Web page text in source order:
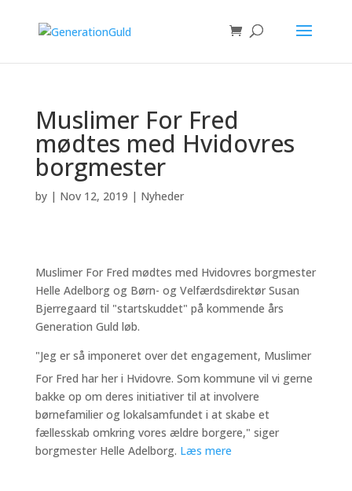
Muslimer For Fred
mødtes med Hvidovres
borgmester
by | Nov 12, 2019 | Nyheder
Muslimer For Fred mødtes med Hvidovres borgmester
Helle Adelborg og Børn- og Velfærdsdirektør Susan
Bjerregaard til "startskuddet" på kommende års
Generation Guld løb.
"Jeg er så imponeret over det engagement, Muslimer
For Fred har her i Hvidovre. Som kommune vil vi gerne
bakke op om deres initiativer til at involvere
børnefamilier og lokalsamfundet i at skabe et
fællesskab omkring vores ældre borgere," siger
borgmester Helle Adelborg. Læs mere